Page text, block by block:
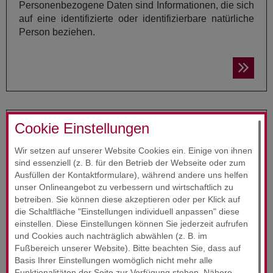
Cookie Einstellungen
Wir setzen auf unserer Website Cookies ein. Einige von ihnen
sind essenziell (z. B. für den Betrieb der Webseite oder zum
Ausfüllen der Kontaktformulare), während andere uns helfen
unser Onlineangebot zu verbessern und wirtschaftlich zu
betreiben. Sie können diese akzeptieren oder per Klick auf
die Schaltfläche "Einstellungen individuell anpassen" diese
einstellen. Diese Einstellungen können Sie jederzeit aufrufen
und Cookies auch nachträglich abwählen (z. B. im
Fußbereich unserer Website). Bitte beachten Sie, dass auf
Basis Ihrer Einstellungen womöglich nicht mehr alle
Personenbezogene Daten sind Informationen, die sich
auf eine identifizierte oder identifizierbare natürliche
Person beziehen.
PFLICHT­IN­FOR­MA­TIO­NEN
Hier finden Sie unsere Pflichtinformationen gem. Art.
12 ff. DS-GVO.
STUN­DEN­AB­RECH­NUNG